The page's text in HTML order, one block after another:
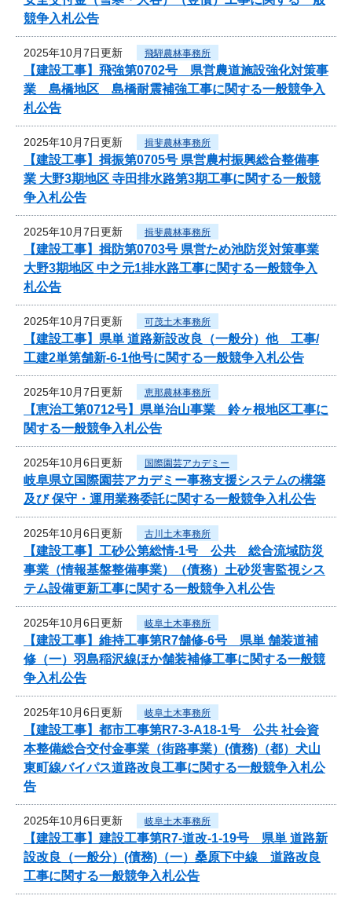
競争入札公告
2025年10月7日更新 飛騨農林事務所
【建設工事】飛強第0702号 県営農道施設強化対策事
業 島橋地区 島橋耐震補強工事に関する一般競争入
札公告
2025年10月7日更新 揖斐農林事務所
【建設工事】揖振第0705号 県営農村振興総合整備事
業 大野3期地区 寺田排水路第3期工事に関する一般競
争入札公告
2025年10月7日更新 揖斐農林事務所
【建設工事】揖防第0703号 県営ため池防災対策事業
大野3期地区 中之元1排水路工事に関する一般競争入
札公告
2025年10月7日更新 可茂土木事務所
【建設工事】県単 道路新設改良（一般分）他 工事/
工建2単第舗新-6-1他号に関する一般競争入札公告
2025年10月7日更新 恵那農林事務所
【恵治工第0712号】県単治山事業 鈴ヶ根地区工事に
関する一般競争入札公告
2025年10月6日更新 国際園芸アカデミー
岐阜県立国際園芸アカデミー事務支援システムの構築
及び 保守・運用業務委託に関する一般競争入札公告
2025年10月6日更新 古川土木事務所
【建設工事】工砂公第総情-1号 公共 総合流域防災
事業（情報基盤整備事業）（債務）土砂災害監視シス
テム設備更新工事に関する一般競争入札公告
2025年10月6日更新 岐阜土木事務所
【建設工事】維持工事第R7舗修-6号 県単 舗装道補
修（一）羽島稲沢線ほか舗装補修工事に関する一般競
争入札公告
2025年10月6日更新 岐阜土木事務所
【建設工事】都市工事第R7-3-A18-1号 公共 社会資
本整備総合交付金事業（街路事業）(債務)（都）犬山
東町線バイパス道路改良工事に関する一般競争入札公
告
2025年10月6日更新 岐阜土木事務所
【建設工事】建設工事第R7-道改-1-19号 県単 道路新
設改良（一般分）(債務)（一）桑原下中線 道路改良
工事に関する一般競争入札公告